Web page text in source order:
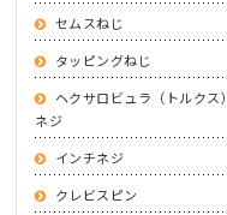
セムスねじ
タッピングねじ
ヘクサロビュラ（トルクス）
ネジ
インチネジ
クレビスピン